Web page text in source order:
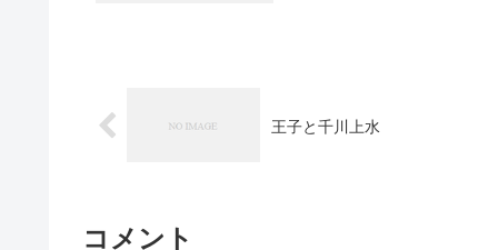
王子と千川上水
コメント